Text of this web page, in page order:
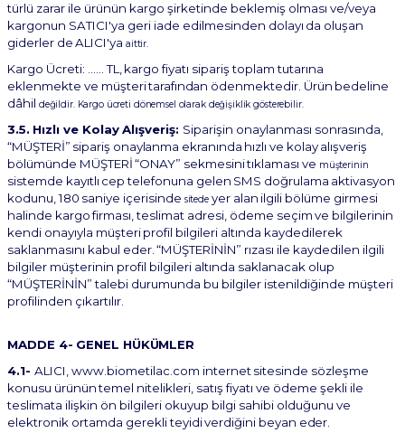
türlü zarar ile ürünün kargo şirketinde beklemiş olması ve/veya
kargonun SATICI'ya geri iade edilmesinden dolayı da oluşan
giderler de ALICI'ya aittir.
Kargo Ücreti: ...... TL, kargo fiyatı sipariş toplam tutarına
eklenmekte ve müşteritarafından ödenmektedir. Ürün bedeline
dâhil değildir. Kargo ücreti dönemsel olarak değişiklik gösterebilir.
3.5. Hızlı ve Kolay Alışveriş: Siparişin onaylanması sonrasında,
“MÜŞTERİ” sipariş onaylanma ekranında hızlı ve kolay alışveriş
bölümünde MÜŞTERİ“ONAY” sekmesinitıklaması ve müşterinin
sistemde kayıtlı cep telefonuna gelen SMS doğrulama aktivasyon
kodunu, 180 saniye içerisinde sitede yer alan ilgili bölüme girmesi
halinde kargo firması, teslimat adresi, ödeme seçim ve bilgilerinin
kendi onayıyla müşteri profil bilgileri altında kaydedilerek
saklanmasını kabul eder. “MÜŞTERİNİN” rızası ile kaydedilen ilgili
bilgiler müşterinin profil bilgileri altında saklanacak olup
“MÜŞTERİNİN” talebi durumunda bu bilgiler istenildiğinde müşteri
profilinden çıkartılır.
MADDE 4- GENEL HÜKÜMLER
4.1- ALICI, www.biometilac.com internet sitesinde sözleşme
konusu ürünün temel nitelikleri, satış fiyatı ve ödeme şekli ile
teslimata ilişkin ön bilgileri okuyup bilgi sahibi olduğunu ve
elektronik ortamda gerekliteyidiverdiğini beyan eder.